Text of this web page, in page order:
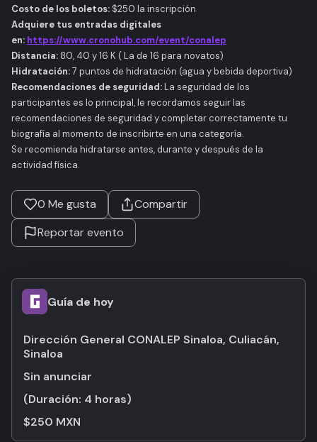
Costo de los boletos: $250 la inscripción
Adquiere tus entradas digitales
en: https://www.cronohub.com/event/conalep
Distancia: 80, 40 y 16 K ( La de 16 para novatos)
Hidratación:7 puntos de hidratación (agua y bebida deportiva)
Recomendaciones de seguridad:La seguridad de los
participantes es lo principal, le recordamos seguir las
recomendaciones de seguridad y completar correctamente tu
biografía al momento de inscribirte en una categoría.
Se recomienda hidratarse antes, durante y después de la
actividad física.
0 Me gusta
Compartir
Reportar evento
Guía de hoy
Dirección General CONALEP Sinaloa, Culiacán,
Sinaloa
Sin anunciar
(Duración: 4 horas)
$250 MXN